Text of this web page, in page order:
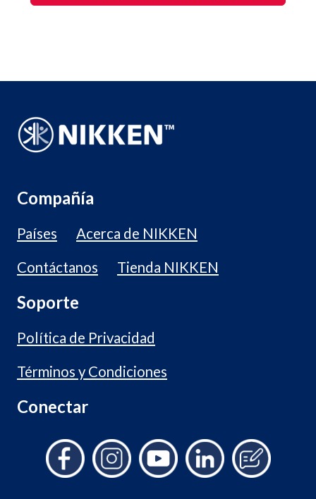
Compañía
Países
Acerca de NIKKEN
Contáctanos
Tienda NIKKEN
Soporte
Política de Privacidad
Términos y Condiciones
Conectar